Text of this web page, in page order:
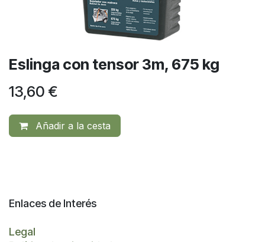
Eslinga con tensor 3m, 675 kg
13,60 €
Añadir a la cesta
Enlaces de Interés
Legal